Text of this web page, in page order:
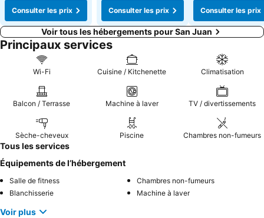
Consulter les prix Consulter les prix Consulter les prix
Voir tous les hébergements pour San Juan
Principaux services
Wi-Fi Cuisine / Kitchenette Climatisation
Balcon / Terrasse Machine à laver TV / divertissements
Sèche-cheveux Piscine Chambres non-fumeurs
Tous les services
Équipements de l’hébergement
Salle de fitness
Chambres non-fumeurs
Blanchisserie
Machine à laver
Voir plus